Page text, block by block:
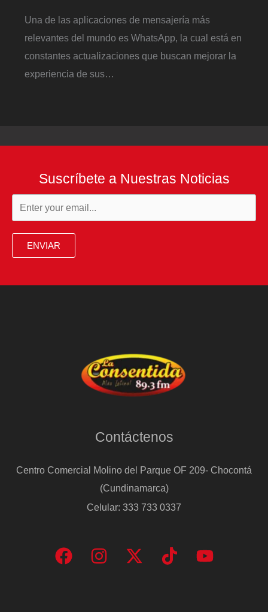
Una de las aplicaciones de mensajería más
relevantes del mundo es WhatsApp, la cual está en
constantes actualizaciones que buscan mejorar la
experiencia de sus…
Suscríbete a Nuestras Noticias
ENVIAR
Contáctenos
Centro Comercial Molino del Parque OF 209- Chocontá
(Cundinamarca)
Celular: 333 733 0337